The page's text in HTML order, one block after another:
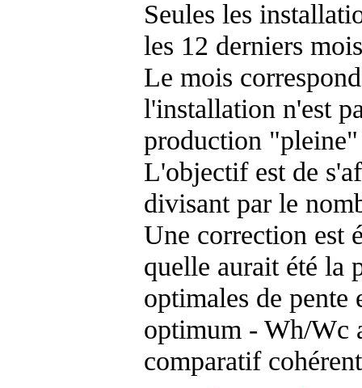
Seules les
les 12 derniers
Le mois
l'installation n'est
production "pleine"
L'objectif est de
divisant par le
Une correction est
quelle aurait été la
optimales de
optimum - Wh/Wc
comparatif